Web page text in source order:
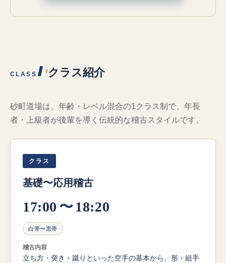
CLASS クラス紹介
砂町道場は、年齢・レベル混合の1クラス制で、年長
者・上級者が後輩を導く伝統的な稽古スタイルです。
クラス
基礎〜応用稽古
17:00 〜18:20
白帯〜黒帯
稽古内容
立ち方・突き・蹴りといった空手の基本から、形・組手